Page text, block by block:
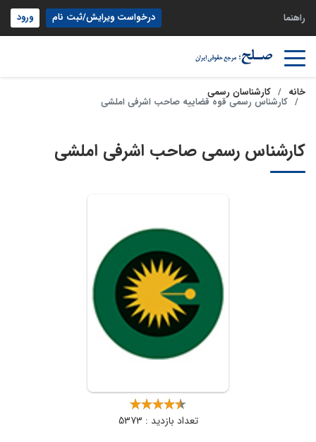
راهنما درخواست ویرایش/ثبت نام ورود
خانه کارشناسان رسمی
کارشناس رسمی قوه قضاییه صاحب اشرفی املشی
کارشناس رسمی صاحب اشرفی املشی
تعداد بازدید : 5373